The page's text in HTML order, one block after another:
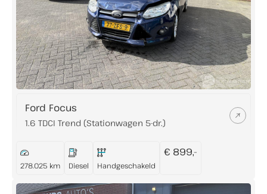
Ford Focus
1.6 TDCI Trend (Stationwagen 5-dr.)
278.025 km Diesel Handgeschakeld
€ 899,-